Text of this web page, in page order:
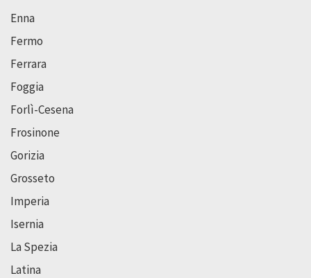
Enna
Fermo
Ferrara
Foggia
Forlì-Cesena
Frosinone
Gorizia
Grosseto
Imperia
Isernia
La Spezia
Latina